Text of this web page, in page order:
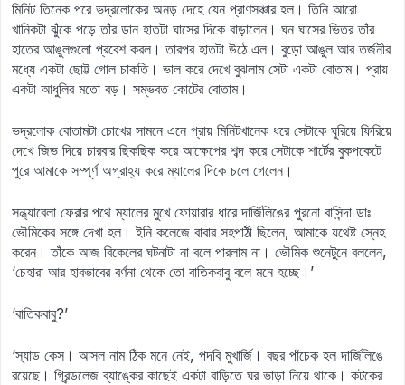
মিনিট তিনেক পরে ভদ্রলোকের অনড় দেহে যেন প্রাণসঞ্চার হল। তিনি আরো
খানিকটা ঝুঁকে পড়ে তাঁর ডান হাতটা ঘাসের দিকে বাড়ালেন। ঘন ঘাসের ভিতর তাঁর
হাতের আঙুলগুলো প্রবেশ করল। তারপর হাতটা উঠে এল। বুড়ো আঙুল আর তর্জনীর
মধ্যে একটা ছোট্ট গোল চাকতি। ভাল করে দেখে বুঝলাম সেটা একটা বোতাম। প্রায়
একটা আধুলির মতো বড়। সম্ভবত কোটের বোতাম।
ভদ্রলোক বোতামটা চোখের সামনে এনে প্রায় মিনিটখানেক ধরে সেটাকে ঘুরিয়ে ফিরিয়ে
দেখে জিভ দিয়ে চারবার ছিকছিক করে আক্ষেপের শব্দ করে সেটাকে শার্টের বুকপকেটে
পুরে আমাকে সম্পূর্ণ অগ্রাহ্য করে ম্যালের দিকে চলে গেলেন।
সন্ধ্যাবেলা ফেরার পথে ম্যালের মুখে ফোয়ারার ধারে দার্জিলিঙের পুরনো বাসিন্দা ডাঃ
ভৌমিকের সঙ্গে দেখা হল। ইনি কলেজে বাবার সহপাঠী ছিলেন, আমাকে যথেষ্ট স্নেহ
করেন। তাঁকে আজ বিকেলের ঘটনাটা না বলে পারলাম না। ভৌমিক শুনেটুনে বললেন,
‘চেহারা আর হাবভাবের বর্ণনা থেকে তো বাতিকবাবু বলে মনে হচ্ছে।’
‘বাতিকবাবু?’
‘স্যাড কেস। আসল নাম ঠিক মনে নেই, পদবি মুখার্জি। বছর পাঁচেক হল দার্জিলিঙে
রয়েছে। গ্রিন্ডলেজ ব্যাঙ্কের কাছেই একটা বাড়িতে ঘর ভাড়া নিয়ে থাকে। কটকের